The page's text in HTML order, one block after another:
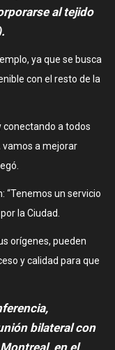
al tejido
ya que se busca
con el resto de la
conectando a todos
vamos a mejorar
“Tenemos un servicio
la Ciudad.
orígenes, pueden
y calidad para que
bilateral con
en el